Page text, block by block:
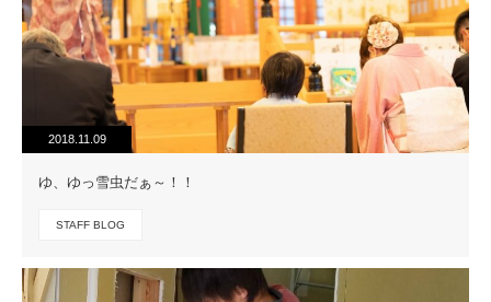
2018.11.09
ゆ、ゆっ雪虫だぁ～！！
STAFF BLOG